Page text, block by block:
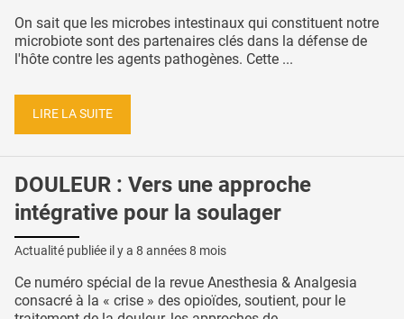
On sait que les microbes intestinaux qui constituent notre
microbiote sont des partenaires clés dans la défense de
l'hôte contre les agents pathogènes. Cette ...
LIRE LA SUITE
DOULEUR : Vers une approche
intégrative pour la soulager
Actualité publiée il y a 8 années 8 mois
Ce numéro spécial de la revue Anesthesia & Analgesia
consacré à la « crise » des opioïdes, soutient, pour le